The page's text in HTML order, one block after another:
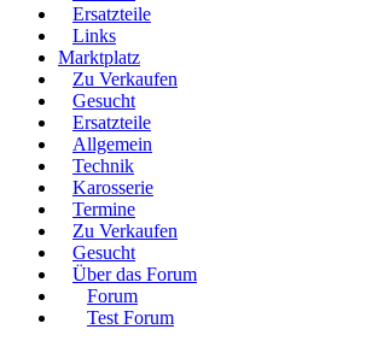
Ersatzteile
Links
Marktplatz
Zu Verkaufen
Gesucht
Ersatzteile
Allgemein
Technik
Karosserie
Termine
Zu Verkaufen
Gesucht
Über das Forum
Forum
Test Forum